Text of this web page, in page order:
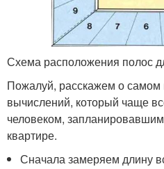
Схема расположения полос
Пожалуй, расскажем о самом
вычислений, который чаще
человеком,
квартире.
Сначала замеряем длину